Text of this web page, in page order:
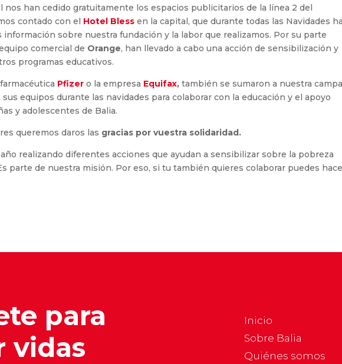
nos han cedido gratuitamente los espacios publicitarios de la línea 2 del
contado con el Hotel Bless en la capital, que durante todas las Navidades ha
información sobre nuestra fundación y la labor que realizamos. Por su parte
comercial de Orange, han llevado a cabo una acción de sensibilización y
programas educativos.
Pfizer o la empresa Equifax, también se sumaron a nuestra
equipos durante las navidades para colaborar con la educación y el apoyo
y adolescentes de Balia.
queremos daros las gracias por vuestra solidaridad.
realizando diferentes acciones que ayudan a sensibilizar sobre la pobreza
parte de nuestra misión. Por eso, si tu también quieres colaborar puedes
para
vidas
Inicio
Sobre Balia
Quiénes somos